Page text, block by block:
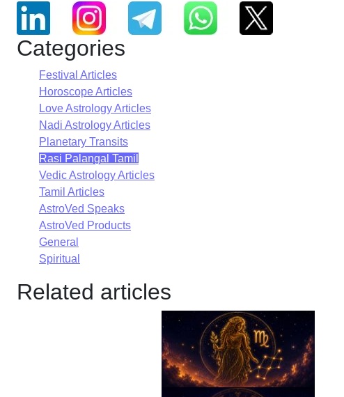
Categories
Festival Articles
Horoscope Articles
Love Astrology Articles
Nadi Astrology Articles
Planetary Transits
Rasi Palangal Tamil
Vedic Astrology Articles
Tamil Articles
AstroVed Speaks
AstroVed Products
General
Spiritual
Related articles